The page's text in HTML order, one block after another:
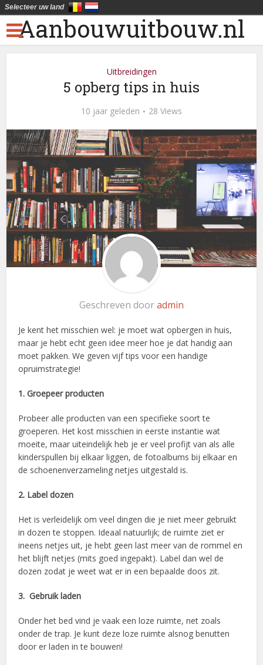
Aanbouwuitbouw.nl
Uitbreidingen
5 opberg tips in huis
10 jaar geleden 28 Views
Geschreven dooradmin
Je kent het misschien wel: je moet wat opbergen in huis,
maar je hebt echt geen idee meer hoe je dat handig aan
moet pakken. We geven vijf tips voor een handige
opruimstrategie!
1. Groepeer producten
Probeer alle producten van een specifieke soort te
groeperen. Het kost misschien in eerste instantie wat
moeite, maar uiteindelijk heb je er veel profijt van als alle
kinderspullen bij elkaar liggen, de fotoalbums bij elkaar en
de schoenenverzameling netjes uitgestald is.
2. Label dozen
Het is verleidelijk om veel dingen die je niet meer gebruikt
in dozen te stoppen. Ideaal natuurlijk; de ruimte ziet er
ineens netjes uit, je hebt geen last meer van de rommel en
het blijft netjes (mits goed ingepakt). Label dan wel de
dozen zodat je weet wat er in een bepaalde doos zit.
3. Gebruik laden
Onder het bed vind je vaak een loze ruimte, net zoals
onder de trap. Je kunt deze loze ruimte alsnog benutten
door er laden in te bouwen!
Selecteer uw land